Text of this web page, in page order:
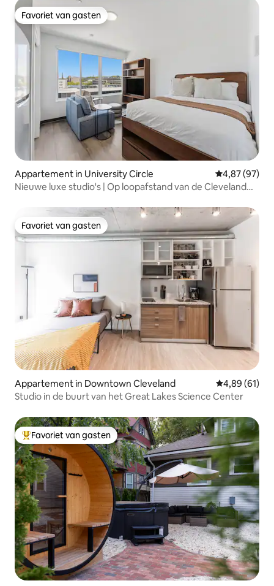
Favoriet van gasten
Favoriet van gasten
Appartement in University Circle Gemiddelde
4,87 (97)
Nieuwe luxe studio's | Op loopafstand van de Cleveland
Favoriet van gasten
Favoriet van gasten
Appartement in Downtown Cleveland Gemiddelde
4,89 (61)
Studio in de buurt van het Great Lakes Science Center
Topfavoriet van gasten
Favoriet van gasten